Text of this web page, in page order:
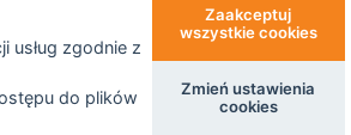
usług zgodnie z
do plików
Zaakceptuj
wszystkie cookies
Zmień ustawienia
cookies